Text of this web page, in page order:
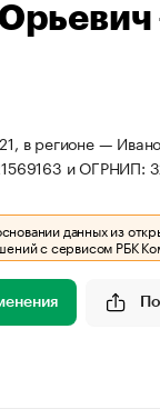
в регионе —
и ОГРНИП:
данных из
с сервисом РБК